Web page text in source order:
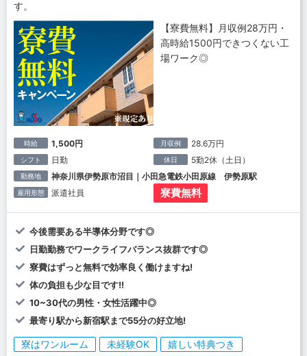
す。
【寮費無料】月収例28万円・
高時給1500円できつくない工
場ワーク◎
時給 1,500円 月収例 28.6万円
シフト 日勤 休日 5勤2休（土日）
勤務地 神奈川県伊勢原市沼目｜小田急電鉄小田原線 伊勢原駅
雇用形態 派遣社員 寮費無料
今後需要ある半導体分野です◎
日勤勤務でワークライフバランス抜群です◎
寮費はずっと無料で効率良く働けますね!
体の負担も少な目です!!
10~30代の男性・女性活躍中◎
最寄り駅から新宿駅まで55分の好立地!
寮はワンルーム 未経験OK
嬉しい特典つき